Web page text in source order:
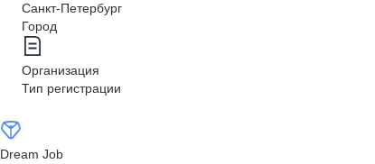
Санкт-Петербург
Город
Организация
Тип регистрации
Dream Job